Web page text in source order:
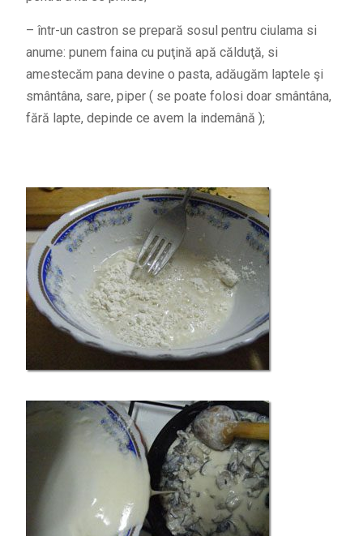
– într-un castron se prepară sosul pentru ciulama si
anume: punem faina cu puţină apă călduţă, si
amestecăm pana devine o pasta, adăugăm laptele şi
smântâna, sare, piper ( se poate folosi doar smântâna,
fără lapte, depinde ce avem la indemână );